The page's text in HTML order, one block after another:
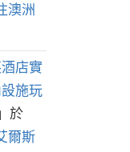
澳洲
店實
施玩
」於
爾斯